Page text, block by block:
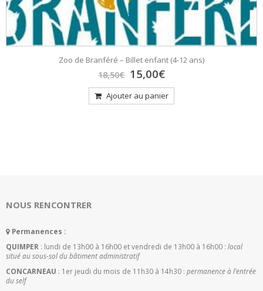
Zoo de Branféré – Billet enfant (4-12 ans)
18,50€ Le
prix
initial
était :
15,00€Le
prix
actuel
est :
Ajouter au panier
NOUS RENCONTRER
Permanences :
QUIMPER : lundi de 13h00 à 16h00 et vendredi de 13h00 à 16h00 : local
situé au sous-sol du bâtiment administratif
CONCARNEAU : 1er jeudi du mois de 11h30 à 14h30 : permanence à l’entrée
du self